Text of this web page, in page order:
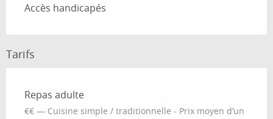
Accès handicapés
Tarifs
Tarifs 2026
Repas adulte
€€ — Cuisine simple / traditionnelle - Prix moyen d’un